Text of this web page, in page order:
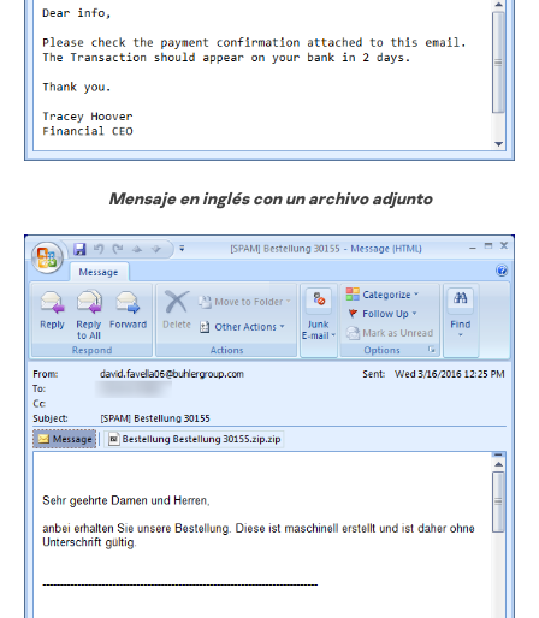
Mensaje en inglés con un archivo adjunto